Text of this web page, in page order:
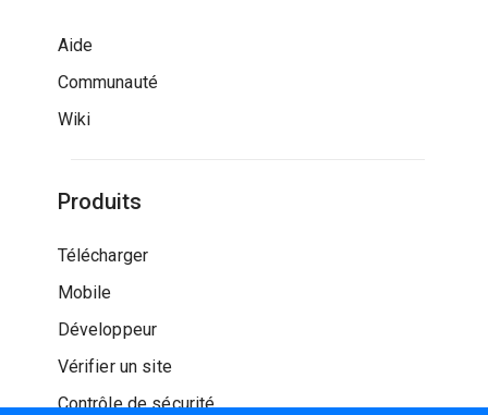
Aide
Communauté
Wiki
Produits
Télécharger
Mobile
Développeur
Vérifier un site
Contrôle de sécurité